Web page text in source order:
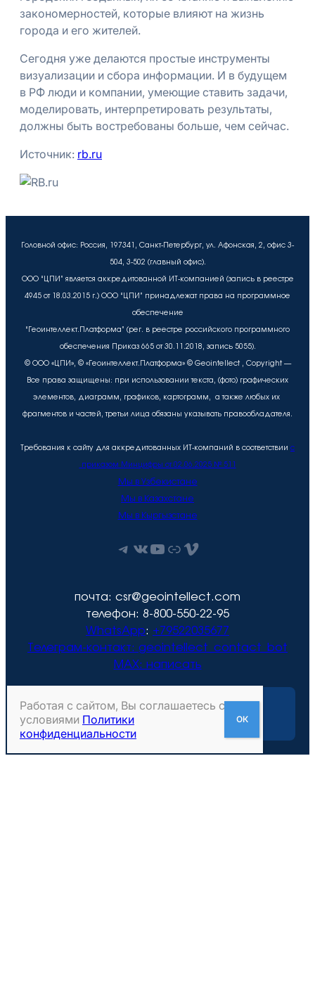
закономерностей, которые влияют на жизнь
города и его жителей.
Сегодня уже делаются простые инструменты
визуализации и сбора информации. И в будущем
в РФ люди и компании, умеющие ставить задачи,
моделировать, интерпретировать результаты,
должны быть востребованы больше, чем сейчас.
Источник: rb.ru
Головной офис: Россия, 197341, Санкт-Петербург, ул. Афонская, 2, офис 3-
504, 3-502 (главный офис).
ООО “ЦПИ” является аккредитованной ИТ-компанией (запись в реестре
4945 от 18.03.2015 г.) ООО “ЦПИ” принадлежат права на программное
обеспечение
“Геоинтеллект.Платформа” (рег. в реестре российского программного
обеспечения Приказ 665 от 30.11.2018, запись 5055).
© ООО «ЦПИ», © «Геоинтеллект.Платформа» © Geointellect , Copyright —
Все права защищены: при использовании текста, (фото) графических
элементов, диаграмм, графиков, картограмм, а также любых их
фрагментов и частей, третьи лица обязаны указывать правообладателя.
Требования к сайту для аккредитованных ИТ-компаний в соответствии с
приказом Минцифры от 02.06.2025 № 511
Мы в Узбекистане
Мы в Казахстане
Мы в Кыргызстане
Telegram ВКонтакте YouTube Рутуб Vimeo
почта: csr@geointellect.com
телефон: 8-800-550-22-95
WhatsApp: +79522035677
Телеграм-контакт: geointellect_contact_bot
MAX: написать
Геоинтеллект © 2026
Работая с сайтом, Вы соглашаетесь с
условиями Политики
конфиденциальности